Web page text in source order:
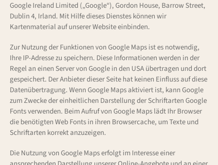
Google Ireland Limited („Google“), Gordon House, Barrow Street,
Dublin 4, Irland. Mit Hilfe dieses Dienstes können wir
Kartenmaterial auf unserer Website einbinden.
Zur Nutzung der Funktionen von Google Maps ist es notwendig,
Ihre IP-Adresse zu speichern. Diese Informationen werden in der
Regel an einen Server von Google in den USA übertragen und dort
gespeichert. Der Anbieter dieser Seite hat keinen Einfluss auf diese
Datenübertragung. Wenn Google Maps aktiviert ist, kann Google
zum Zwecke der einheitlichen Darstellung der Schriftarten Google
Fonts verwenden. Beim Aufruf von Google Maps lädt Ihr Browser
die benötigten Web Fonts in ihren Browsercache, um Texte und
Schriftarten korrekt anzuzeigen.
Die Nutzung von Google Maps erfolgt im Interesse einer